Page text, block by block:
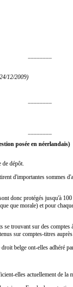
12/2009)
posée en néerlandais)
dépôt.
d'importantes sommes
donc protégés jusqu'à
que morale) et pour
trouvant sur des comptes
sur comptes-titres
belge ont-elles adhéré
elles actuellement de la